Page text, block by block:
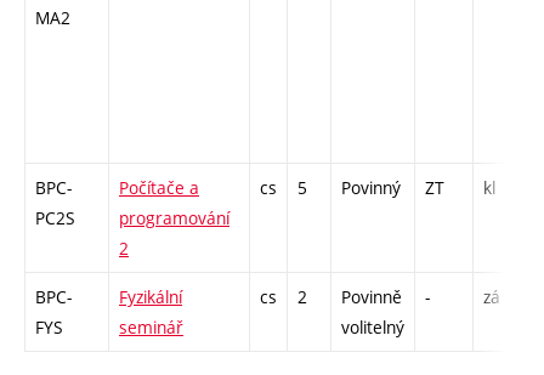
MA2
BPC-
PC2S
Počítače a
programování
2
cs 5 Povinný ZT kl
BPC-
FYS
Fyzikální
seminář
cs 2
Povinně
volitelný
- zá